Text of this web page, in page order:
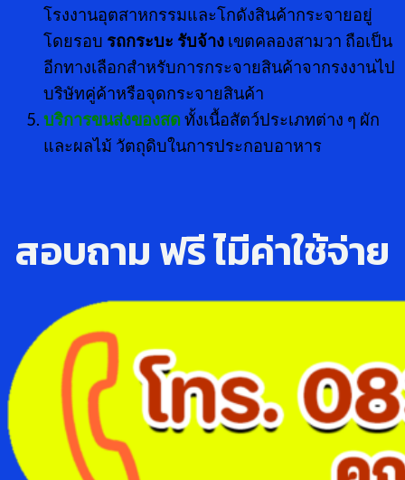
โรงงานอุตสาหกรรมและโกดังสินค้ากระจายอยู่
โดยรอบ รถกระบะ รับจ้าง เขตคลองสามวา ถือเป็น
อีกทางเลือกสำหรับการกระจายสินค้าจากรงงานไป
บริษัทคู่ค้าหรือจุดกระจายสินค้า
บริการขนส่งของสดทั้งเนื้อสัตว์ประเภทต่าง ๆ ผัก
และผลไม้ วัตถุดิบในการประกอบอาหาร
สอบถาม ฟรี ไ่มีค่าใช้จ่าย